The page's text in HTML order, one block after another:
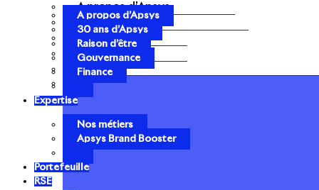
A propos d’Apsys
30 ans d’Apsys
Raison d’être
Gouvernance
Finance
A propos d’Apsys
30 ans d’Apsys
Raison d’être
Gouvernance
Finance
Expertise
Nos métiers
Apsys Brand Booster
Portefeuille
RSE